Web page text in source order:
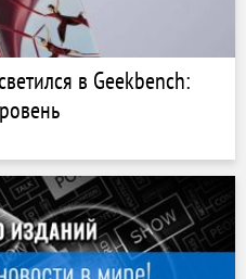
в Geekbench: